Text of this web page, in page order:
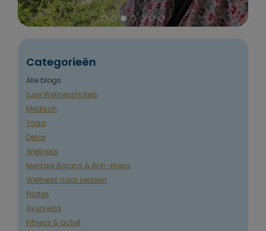
Categorieën
Alle blogs
Luxe Wellnesshotels
Medisch
Yoga
Detox
Wellness
Mentale Balans & Anti-stress
Wellness naar seizoen
Pilates
Ayurveda
Fitness & actief